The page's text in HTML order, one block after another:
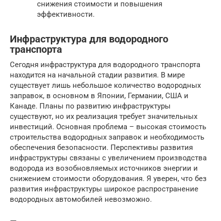
снижения стоимости и повышения
эффективности.
Инфраструктура для водородного
транспорта
Сегодня инфраструктура для водородного транспорта
находится на начальной стадии развития. В мире
существует лишь небольшое количество водородных
заправок, в основном в Японии, Германии, США и
Канаде. Планы по развитию инфраструктуры
существуют, но их реализация требует значительных
инвестиций. Основная проблема – высокая стоимость
строительства водородных заправок и необходимость
обеспечения безопасности. Перспективы развития
инфраструктуры связаны с увеличением производства
водорода из возобновляемых источников энергии и
снижением стоимости оборудования. Я уверен, что без
развития инфраструктуры широкое распространение
водородных автомобилей невозможно.